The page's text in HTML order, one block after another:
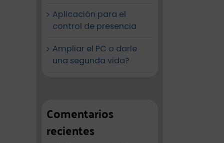
Aplicación para el
control de presencia
Ampliar el PC o darle
una segunda vida?
Comentarios
recientes